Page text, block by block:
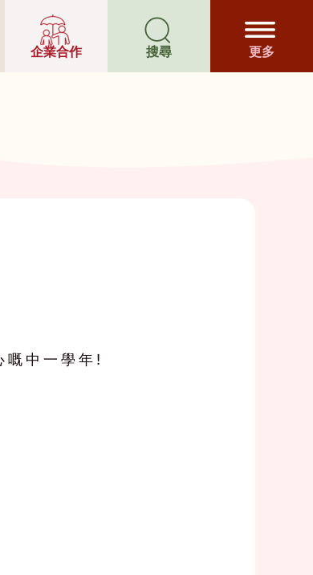
企業合作 搜尋 更多
嘅中一學年!